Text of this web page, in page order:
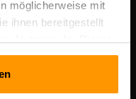
möglicherweise mit
ihnen bereitgestellt
linnaosa,